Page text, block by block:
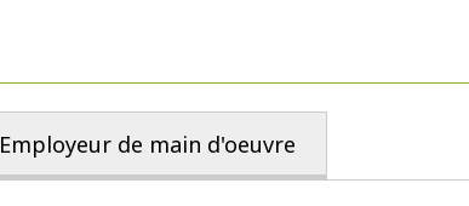
Employeur de main d'oeuvre